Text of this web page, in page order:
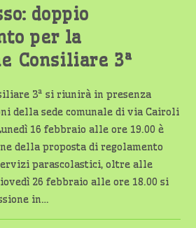
doppio
per la
Consiliare 3ª
3ª si riunirà in presenza
della sede comunale di via Cairoli
16 febbraio alle ore 19.00 è
della proposta di regolamento
parascolastici, oltre alle
26 febbraio alle ore 18.00 si
in…